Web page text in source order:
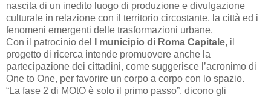
nascita di un inedito luogo di produzione e divulgazione
culturale in relazione con il territorio circostante, la città ed i
fenomeni emergenti delle trasformazioni urbane.
Con il patrocinio del
I municipio di Roma Capitale, il
progetto di ricerca intende promuovere anche la
partecipazione dei cittadini, come suggerisce l’acronimo di
One to One, per favorire un corpo a corpo con lo spazio.
“La fase 2 di MOtO è solo il primo passo”, dicono gli